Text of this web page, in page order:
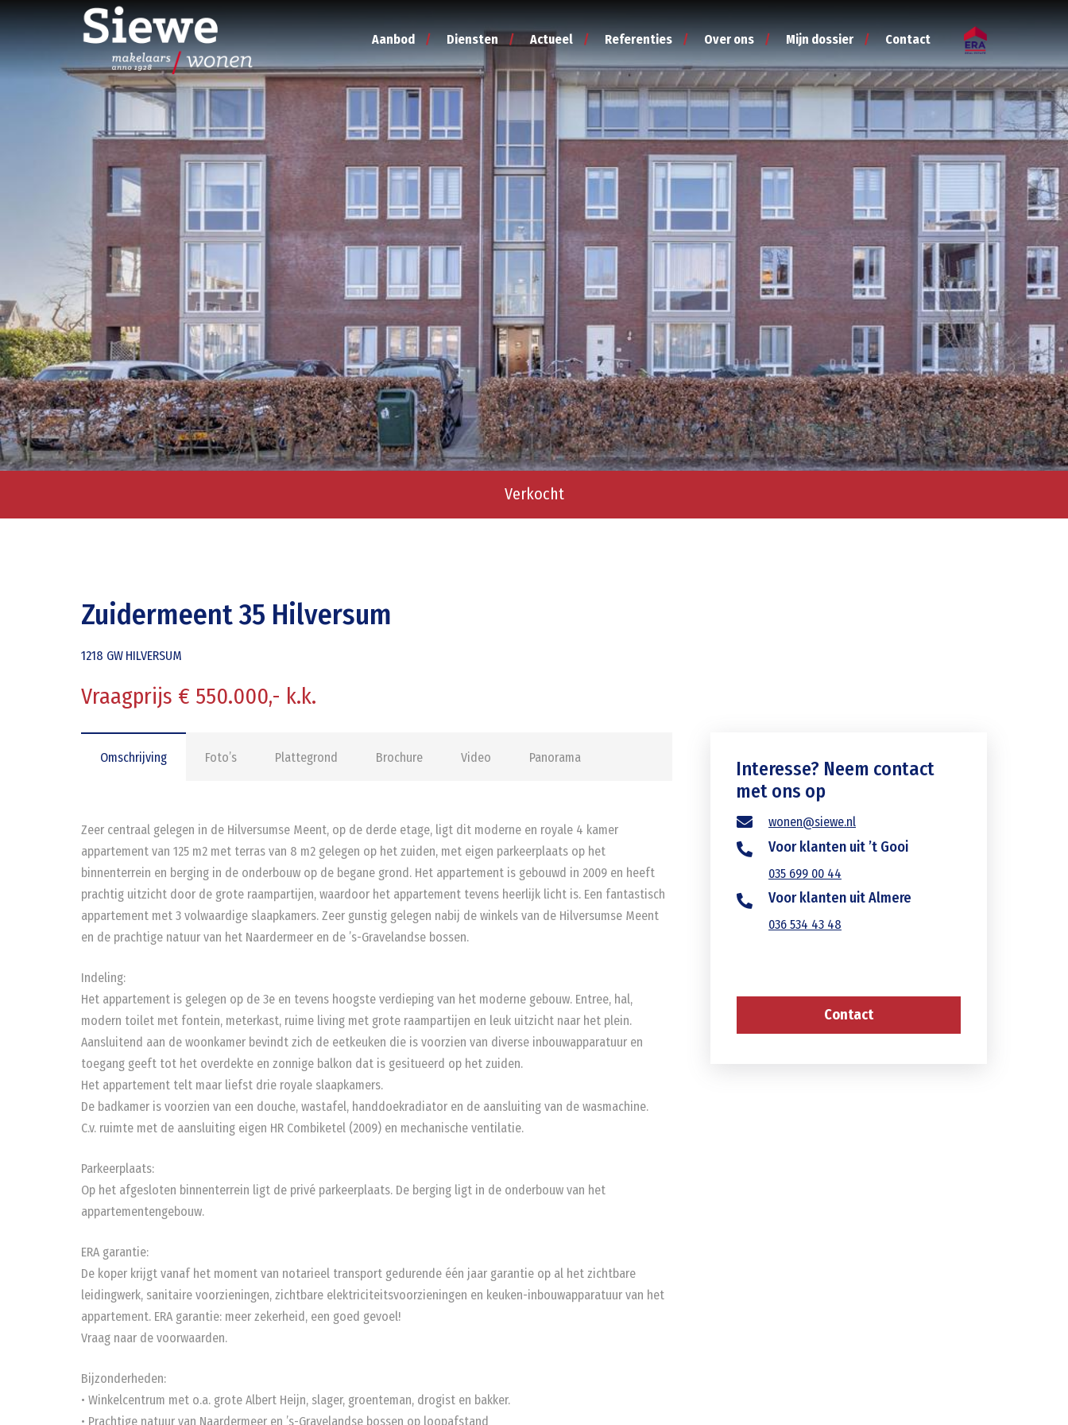
Aanbod Diensten Actueel Referenties Over ons Mijn dossier Contact
Verkocht
Zuidermeent 35 Hilversum
1218 GW HILVERSUM
Vraagprijs € 550.000,- k.k.
Omschrijving Foto’s Plattegrond Brochure Video Panorama
Zeer centraal gelegen in de Hilversumse Meent, op de derde etage, ligt dit moderne en royale 4 kamer
appartement van 125 m2 met terras van 8 m2 gelegen op het zuiden, met eigen parkeerplaats op het
binnenterrein en berging in de onderbouw op de begane grond. Het appartement is gebouwd in 2009 en heeft
prachtig uitzicht door de grote raampartijen, waardoor het appartement tevens heerlijk licht is. Een fantastisch
appartement met 3 volwaardige slaapkamers. Zeer gunstig gelegen nabij de winkels van de Hilversumse Meent
en de prachtige natuur van het Naardermeer en de ’s-Gravelandse bossen.
Indeling:
Het appartement is gelegen op de 3e en tevens hoogste verdieping van het moderne gebouw. Entree, hal,
modern toilet met fontein, meterkast, ruime living met grote raampartijen en leuk uitzicht naar het plein.
Aansluitend aan de woonkamer bevindt zich de eetkeuken die is voorzien van diverse inbouwapparatuur en
toegang geeft tot het overdekte en zonnige balkon dat is gesitueerd op het zuiden.
Het appartement telt maar liefst drie royale slaapkamers.
De badkamer is voorzien van een douche, wastafel, handdoekradiator en de aansluiting van de wasmachine.
C.v. ruimte met de aansluiting eigen HR Combiketel (2009) en mechanische ventilatie.
Parkeerplaats:
Op het afgesloten binnenterrein ligt de privé parkeerplaats. De berging ligt in de onderbouw van het
appartementengebouw.
ERA garantie:
De koper krijgt vanaf het moment van notarieel transport gedurende één jaar garantie op al het zichtbare
leidingwerk, sanitaire voorzieningen, zichtbare elektriciteitsvoorzieningen en keuken-inbouwapparatuur van het
appartement. ERA garantie: meer zekerheid, een goed gevoel!
Vraag naar de voorwaarden.
Bijzonderheden:
• Winkelcentrum met o.a. grote Albert Heijn, slager, groenteman, drogist en bakker.
• Prachtige natuur van Naardermeer en ’s-Gravelandse bossen op loopafstand
Interesse? Neem contact
met ons op
wonen@siewe.nl
Voor klanten uit ’t Gooi
035 699 00 44
Voor klanten uit Almere
036 534 43 48
Contact